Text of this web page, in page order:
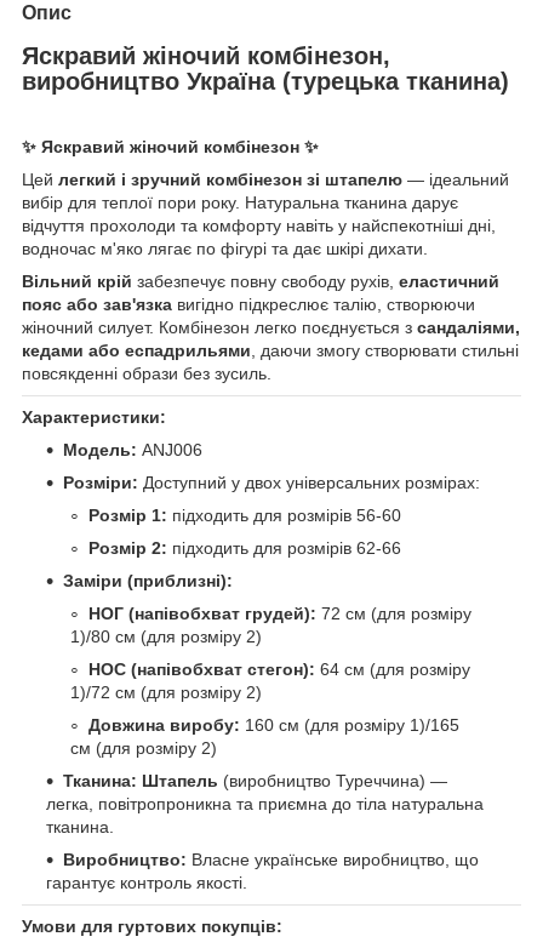
Опис
Яскравий жіночий комбінезон,
виробництво Україна (турецька тканина)
✨ Яскравий жіночий комбінезон ✨
Цей легкий і зручний комбінезон зі штапелю — ідеальний
вибір для теплої пори року. Натуральна тканина дарує
відчуття прохолоди та комфорту навіть у найспекотніші дні,
водночас м'яко лягає по фігурі та дає шкірі дихати.
Вільний крій забезпечує повну свободу рухів, еластичний
пояс або зав'язка вигідно підкреслює талію, створюючи
жіночний силует. Комбінезон легко поєднується з сандаліями,
кедами або еспадрильями, даючи змогу створювати стильні
повсякденні образи без зусиль.
Характеристики:
Модель: ANJ006
Розміри: Доступний у двох універсальних розмірах:
Розмір 1: підходить для розмірів 56-60
Розмір 2: підходить для розмірів 62-66
Заміри (приблизні):
НОГ (напівобхват грудей): 72 см (для розміру
1)/80 см (для розміру 2)
НОС (напівобхват стегон): 64 см (для розміру
1)/72 см (для розміру 2)
Довжина виробу: 160 см (для розміру 1)/165
см (для розміру 2)
Тканина: Штапель (виробництво Туреччина) —
легка, повітропроникна та приємна до тіла натуральна
тканина.
Виробництво: Власне українське виробництво, що
гарантує контроль якості.
Умови для гуртових покупців: